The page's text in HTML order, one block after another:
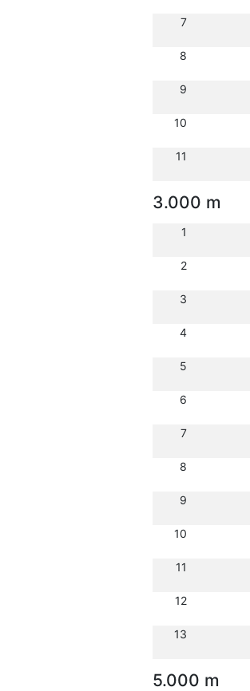
7
8
9
10
11
3.000 m
1
2
3
4
5
6
7
8
9
10
11
12
13
5.000 m